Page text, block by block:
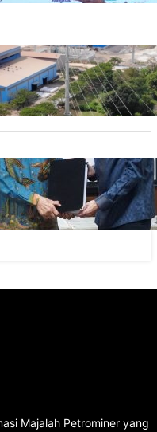
Merata, Pemerintah
DBH
Lautan Luas Perkuat
Energi Terbarukan
Majalah Petrominer yang